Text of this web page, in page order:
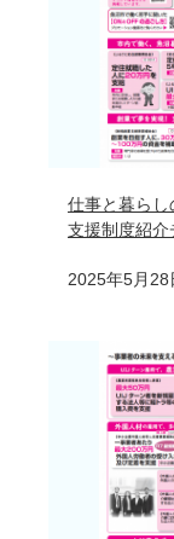
仕事と暮ら
支援制度紹介
2025年5月28